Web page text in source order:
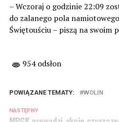
– Wczoraj o godzinie 22:09
do zalanego pola
Świętouściu – piszą na swoim
954 odsłon
POWIĄZANE TEMATY: WOLIN
NASTĘPNY